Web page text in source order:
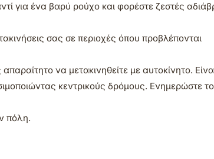
για ένα βαρύ ρούχο και φορέστε ζεστές
σας σε περιοχές όπου προβλέπονται
να μετακινηθείτε με αυτοκίνητο.
κεντρικούς δρόμους. Ενημερώστε
πόλη.